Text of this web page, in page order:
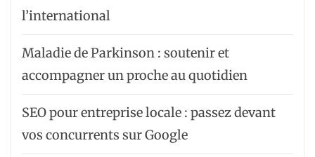
l’international
Maladie de Parkinson : soutenir et
accompagner un proche au quotidien
SEO pour entreprise locale : passez devant
vos concurrents sur Google